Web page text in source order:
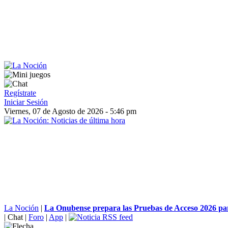
Regístrate
Iniciar Sesión
Viernes, 07 de Agosto de 2026 - 5:46 pm
La Noción | La Onubense prepara las Pruebas de Acceso 2026
| Chat | Foro | App |